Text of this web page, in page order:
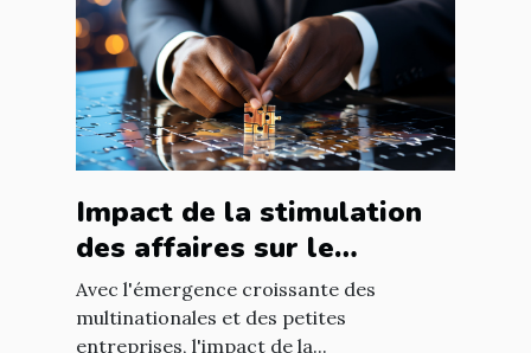
Impact de la stimulation
des affaires sur le
développement
économique mondial
Avec l'émergence croissante des
multinationales et des petites
entreprises, l'impact de la...